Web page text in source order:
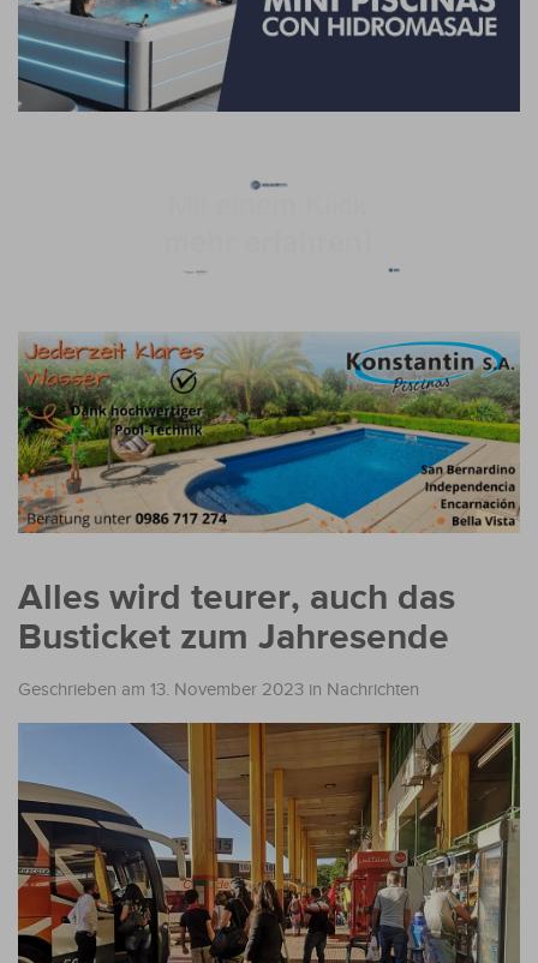
Alles wird teurer, auch das
Busticket zum Jahresende
Geschrieben am 13. November 2023 in Nachrichten